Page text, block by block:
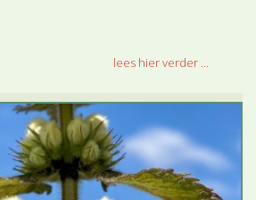
lees hier verder ...